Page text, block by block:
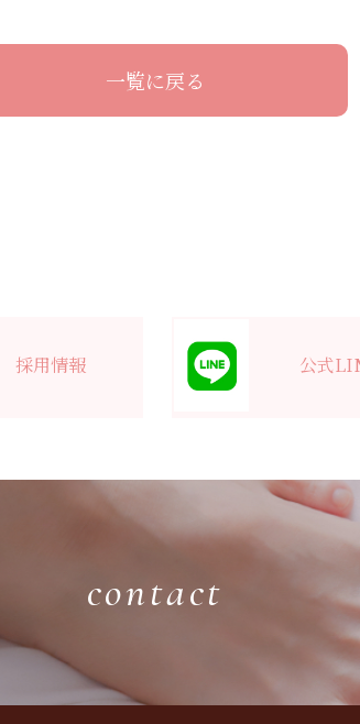
一覧に戻る
採用情報 公式
contact